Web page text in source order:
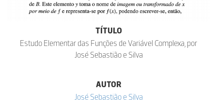
TÍTULO
Estudo Elementar das Funções de Variável Complexa, por
José Sebastião e Silva
AUTOR
José Sebastião e Silva